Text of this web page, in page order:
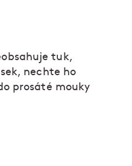
tuk,
nechte ho
prosáté mouky